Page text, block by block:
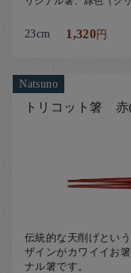
23cm 1,320円
Natsuno
トリコット箸 赤
伝統的な天削げとい
ザインがカワイイお
ナル箸です。